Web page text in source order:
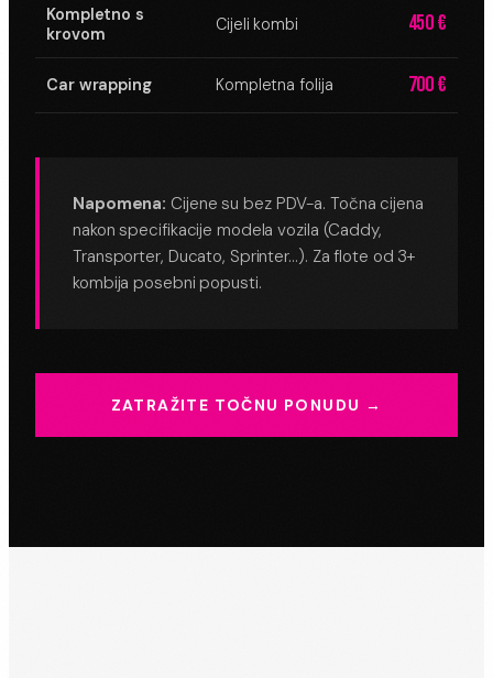
Kompletno s
krovom
Cijeli kombi 450 €
Car wrapping Kompletna folija 700 €
Napomena: Cijene su bez PDV-a. Točna cijena
nakon specifikacije modela vozila (Caddy,
Transporter, Ducato, Sprinter…). Za flote od 3+
kombija posebni popusti.
ZATRAŽITE TOČNU PONUDU →